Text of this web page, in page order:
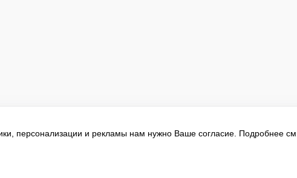
персонализации и рекламы нам нужно Ваше согласие. Подробнее см.